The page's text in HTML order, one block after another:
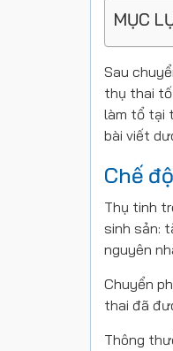
MỤC
Sau
thụ thai
làm tổ tại
bài viết
Chế
Thụ tinh
sinh sản:
nguyên
Chuyển
thai đã
Thông